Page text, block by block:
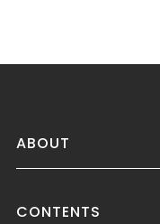
ABOUT
CONTENTS